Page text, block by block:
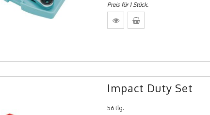
Preis für 1 Stück.
Impact Duty Set
56 tlg.